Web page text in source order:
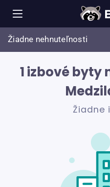
Žiadne nehnuteľnosti
1 izbové byty
Žiadne